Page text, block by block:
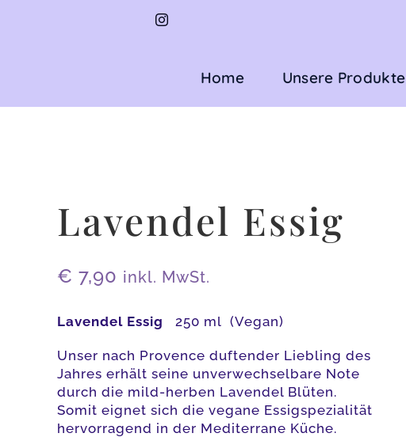
Home Unsere Produkte
Lavendel Essig
€ 7,90 inkl. MwSt.
Lavendel Essig 250 ml (Vegan)
Unser nach Provence duftender Liebling des
Jahres erhält seine unverwechselbare Note
durch die mild-herben Lavendel Blüten.
Somit eignet sich die vegane Essigspezialität
hervorragend in der Mediterrane Küche.